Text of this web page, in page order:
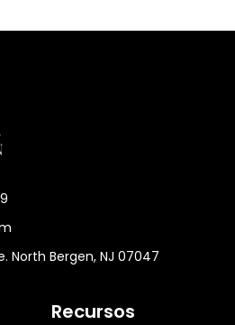
North Bergen, NJ 07047
Recursos